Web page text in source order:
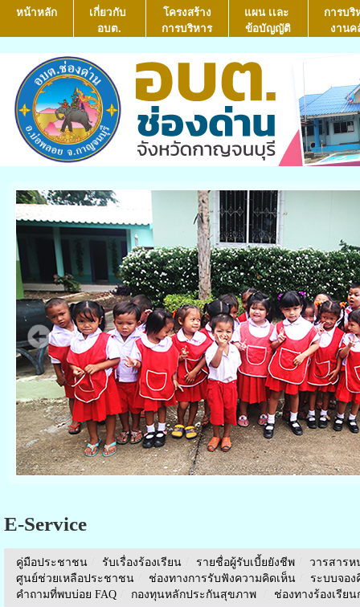
หน้าหลัก
เกี่ยวกับ
อบต.
โครงสร้าง
การบริหาร
แผน เเละ
ข้อบัญญัติ
การบริ
งานค
E-Service
คู่มือประชาชน / รับเรื่องร้องเรียน / รายชื่อผู้รับเบี้ยยังชีพ / วารสารห
ศูนย์ช่วยเหลือประชาชน / ช่องทางการรับฟังความคิดเห็น / ระบบจอง
คำถามที่พบบ่อย FAQ / กองทุนหลักประกันสุขภาพ / ช่องทางร้องเรีย